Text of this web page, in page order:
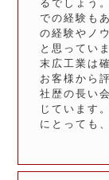
るでしょう
での経験も
の経験やノ
と思ってい
末広工業は
お客様から
社歴の長い
じています
にとっても